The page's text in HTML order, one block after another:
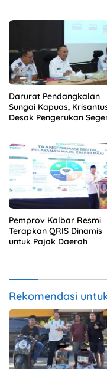
Darurat Pendangkalan
Sungai Kapuas,
Desak Pengerukan
Pemprov Kalbar Resmi
Terapkan QRIS Dinamis
untuk Pajak Daerah
Rekomendasi